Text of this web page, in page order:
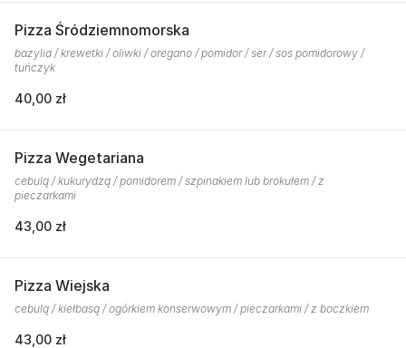
Pizza Śródziemnomorska
bazylia / krewetki / oliwki / oregano / pomidor / ser / sos pomidorowy /
tuńczyk
40,00 zł
Pizza Wegetariana
cebulą / kukurydzą / pomidorem / szpinakiem lub brokułem / z
pieczarkami
43,00 zł
Pizza Wiejska
cebulą / kiełbasą / ogórkiem konserwowym / pieczarkami / z boczkiem
43,00 zł